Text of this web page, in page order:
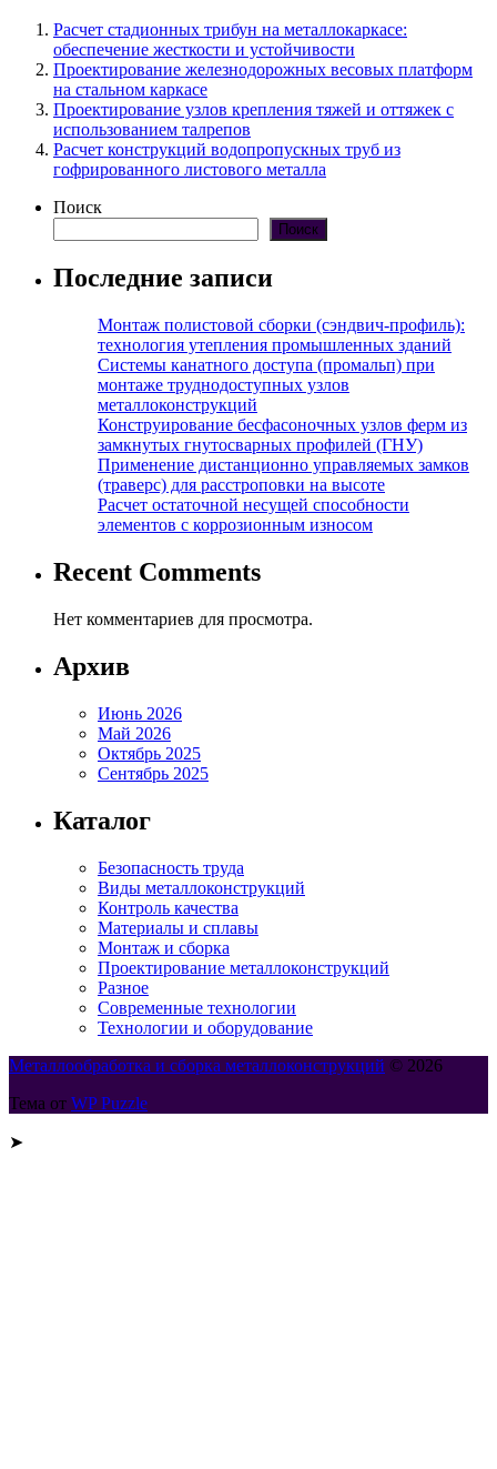
Расчет стадионных трибун на металлокаркасе:
обеспечение жесткости и устойчивости
Проектирование железнодорожных весовых платформ
на стальном каркасе
Проектирование узлов крепления тяжей и оттяжек с
использованием талрепов
Расчет конструкций водопропускных труб из
гофрированного листового металла
Поиск
Поиск
Последние записи
Монтаж полистовой сборки (сэндвич-профиль):
технология утепления промышленных зданий
Системы канатного доступа (промальп) при
монтаже труднодоступных узлов
металлоконструкций
Конструирование бесфасоночных узлов ферм из
замкнутых гнутосварных профилей (ГНУ)
Применение дистанционно управляемых замков
(траверс) для расстроповки на высоте
Расчет остаточной несущей способности
элементов с коррозионным износом
Recent Comments
Нет комментариев для просмотра.
Архив
Июнь 2026
Май 2026
Октябрь 2025
Сентябрь 2025
Каталог
Безопасность труда
Виды металлоконструкций
Контроль качества
Материалы и сплавы
Монтаж и сборка
Проектирование металлоконструкций
Разное
Современные технологии
Технологии и оборудование
Металлообработка и сборка металлоконструкций © 2026
Тема от WP Puzzle
➤